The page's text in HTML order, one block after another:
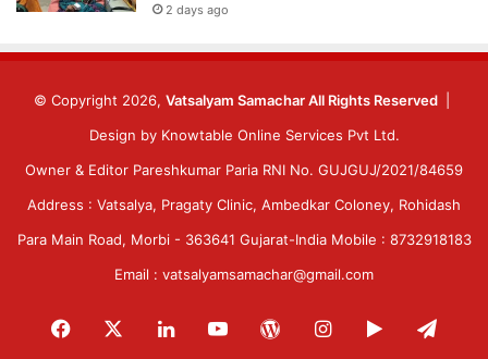
2 days ago
© Copyright 2026, Vatsalyam Samachar All Rights Reserved
Design by Knowtable Online Services Pvt Ltd.
Owner & Editor Pareshkumar Paria RNI No. GUJGUJ/2021/84659
Address : Vatsalya, Pragaty Clinic, Ambedkar Coloney, Rohidash
Para Main Road, Morbi - 363641 Gujarat-India Mobile : 8732918183
Email : vatsalyamsamachar@gmail.com
Facebook LinkedInYouTubeWordPressInstagram
Google